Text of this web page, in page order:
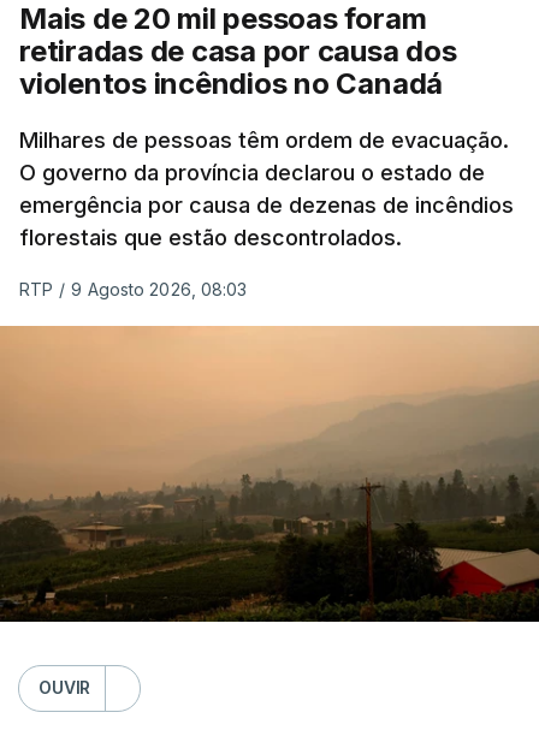
Mais de 20 mil pessoas foram
retiradas de casa por causa dos
violentos incêndios no Canadá
Milhares de pessoas têm ordem de evacuação.
O governo da província declarou o estado de
emergência por causa de dezenas de incêndios
florestais que estão descontrolados.
RTP / 9 Agosto 2026, 08:03
OUVIR